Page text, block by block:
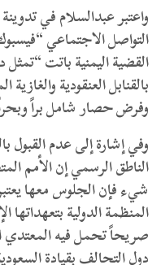
واعتبر عبدالسلام في
التواصل الاجتماعي
القضية اليمنية باتت
بالقنابل العنقودية
وفرض حصار شامل براً
وفي إشارة إلى عدم
الناطق الرسمي إن الأمم
شيء فإن الجلوس معها
المنظمة الدولية بتعهداتها
صريحاً تحمل فيه المعتدي
دول التحالف بقيادة